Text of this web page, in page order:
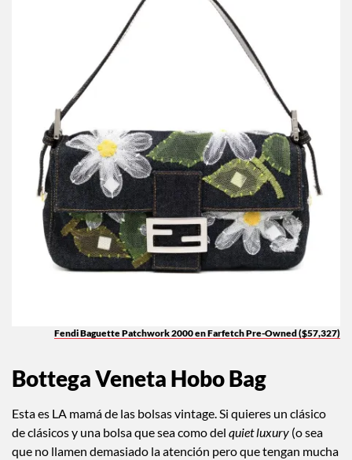
Fendi Baguette Patchwork 2000 en Farfetch Pre-Owned ($57,327)
Bottega Veneta Hobo Bag
Esta es LA mamá de las bolsas vintage. Si quieres un clásico
de clásicos y una bolsa que sea como del quiet luxury (o sea
que no llamen demasiado la atención pero que tengan mucha